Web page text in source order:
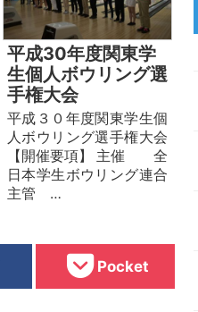
平成30年度関東学
生個人ボウリング選
手権大会
平成３０年度関東学生個
人ボウリング選手権大会
【開催要項】 主催 全
日本学生ボウリング連合
主管 …
Pocket